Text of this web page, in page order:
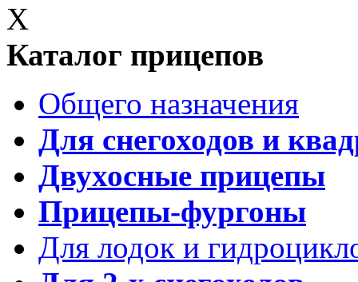
X
Каталог прицепов
Общего назначения
Для снегоходов и
Двухосные прицепы
Прицепы-фургоны
Для лодок и